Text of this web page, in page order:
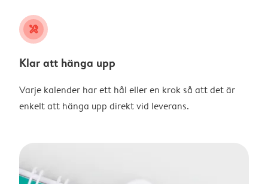
tools
Klar att hänga upp
Varje kalender har ett hål eller en krok så att det är
enkelt att hänga upp direkt vid leverans.